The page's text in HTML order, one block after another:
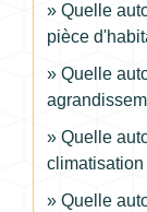
Quelle
pièce
Quelle
Quelle
Quelle